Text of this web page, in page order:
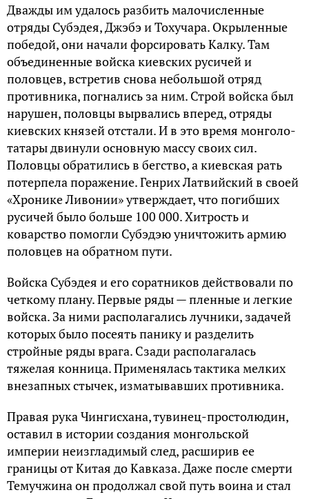
Дважды им удалось разбить малочисленные
отряды Субэдея, Джэбэ и Тохучара. Окрыленные
победой, они начали форсировать Калку. Там
объединенные войска киевских русичей и
половцев, встретив снова небольшой отряд
противника, погнались за ним. Строй войска был
нарушен, половцы вырвались вперед, отряды
киевских князей отстали. И в это время монголо-
татары двинули основную массу своих сил.
Половцы обратились в бегство, а киевская рать
потерпела поражение. Генрих Латвийский в своей
«Хронике Ливонии» утверждает, что погибших
русичей было больше 100 000. Хитрость и
коварство помогли Субэдэю уничтожить армию
половцев на обратном пути.
Войска Субэдея и его соратников действовали по
четкому плану. Первые ряды — пленные и легкие
войска. За ними располагались лучники, задачей
которых было посеять панику и разделить
стройные ряды врага. Сзади располагалась
тяжелая конница. Применялась тактика мелких
внезапных стычек, изматывавших противника.
Правая рука Чингисхана, тувинец-простолюдин,
оставил в истории создания монгольской
империи неизгладимый след, расширив ее
границы от Китая до Кавказа. Даже после смерти
Темучжина он продолжал свой путь воина и стал